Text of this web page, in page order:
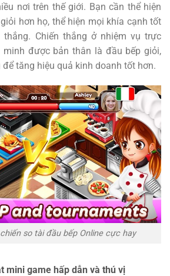
nơi trên thế giới. Bạn cần thể hiện
hơn họ, thể hiện mọi khía cạnh tốt
thắng. Chiến thắng ở nhiệm vụ trực
minh được bản thân là đầu bếp giỏi,
tăng hiệu quả kinh doanh tốt hơn.
so tài đầu bếp Online cực hay
mini game hấp dẫn và thú vị